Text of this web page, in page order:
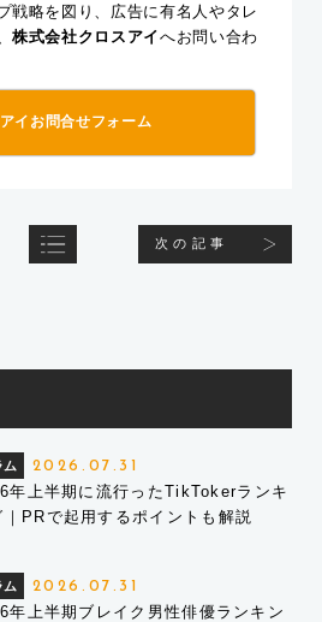
戦略を図り、広告に有名人やタレ
株式会社クロスアイへお問い合わ
イお問合せフォーム
次の記事
ム 2026.07.31
年上半期に流行ったTikTokerランキ
｜PRで起用するポイントも解説
ム 2026.07.31
年上半期ブレイク男性俳優ランキン